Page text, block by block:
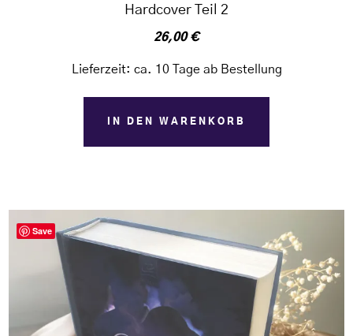
Hardcover Teil 2
26,00 €
Lieferzeit: ca. 10 Tage ab Bestellung
IN DEN WARENKORB
Save